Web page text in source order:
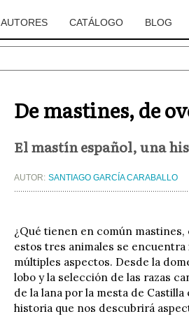
AUTORES CATÁLOGO BLOG
De mastines, de
El mastín español, una
AUTOR: SANTIAGO GARCÍA CARABALLO
¿Qué tienen en común mastines,
estos tres animales se
múltiples aspectos. Desde la
lobo y la selección de las razas
de la lana por la mesta de
historia que nos descubrirá